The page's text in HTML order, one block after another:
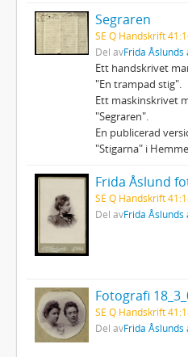
Segraren
SE Q Handskrift
Del avFrida Åslunds
Ett handskrivet
"En trampad stig".
Ett maskinskrivet
"Segraren".
En publicerad
"Stigarna" i
Frida Åslund
SE Q Handskrift
Del avFrida Åslunds
Fotografi
SE Q Handskrift
Del avFrida Åslunds